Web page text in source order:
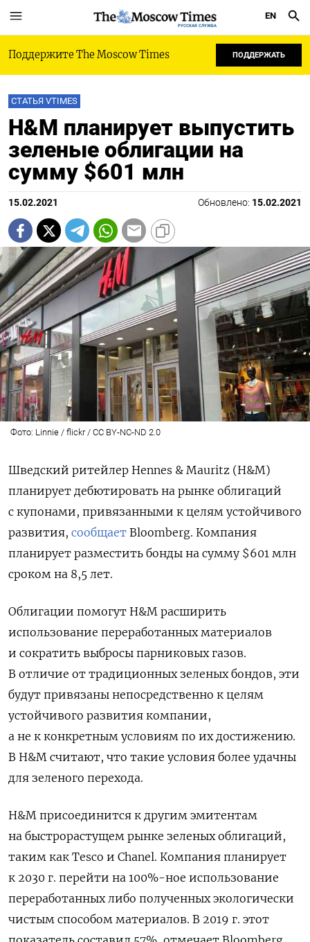
РУССКАЯ СЛУЖБА
EN
Поддержите The Moscow Times ПОДДЕРЖАТЬ
СТАТЬЯ VTIMES
H&M планирует выпустить
зеленые облигации на
сумму $601 млн
15.02.2021 Обновлено: 15.02.2021
Фото: Linnie / flickr / CC BY-NC-ND 2.0
Шведский ритейлер Hennes & Mauritz (H&M)
планирует дебютировать на рынке облигаций
с купонами, привязанными к целям устойчивого
развития, сообщает Bloomberg. Компания
планирует разместить бонды на сумму $601 млн
сроком на 8,5 лет.
Облигации помогут H&M расширить
использование переработанных материалов
и сократить выбросы парниковых газов.
В отличие от традиционных зеленых бондов, эти
будут привязаны непосредственно к целям
устойчивого развития компании,
а не к конкретным условиям по их достижению.
В H&M считают, что такие условия более удачны
для зеленого перехода.
H&M присоединится к другим эмитентам
на быстрорастущем рынке зеленых облигаций,
таким как Tesco и Chanel. Компания планирует
к 2030 г. перейти на 100%-ное использование
переработанных либо полученных экологически
чистым способом материалов. В 2019 г. этот